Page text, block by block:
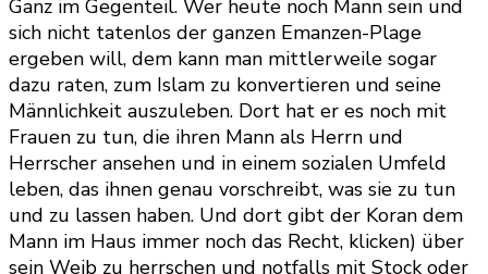
Ganz im Gegenteil. Wer heute noch Mann sein und
sich nicht tatenlos der ganzen Emanzen-Plage
ergeben will, dem kann man mittlerweile sogar
dazu raten, zum Islam zu konvertieren und seine
Männlichkeit auszuleben. Dort hat er es noch mit
Frauen zu tun, die ihren Mann als Herrn und
Herrscher ansehen und in einem sozialen Umfeld
leben, das ihnen genau vorschreibt, was sie zu tun
und zu lassen haben. Und dort gibt der Koran dem
Mann im Haus immer noch das Recht, klicken) über
sein Weib zu herrschen und notfalls mit Stock oder